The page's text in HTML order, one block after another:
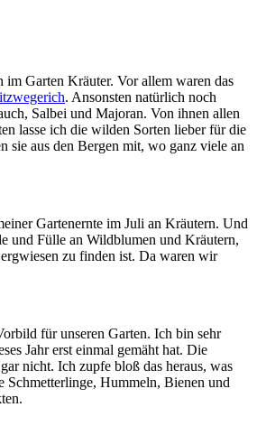
im Garten Kräuter. Vor allem waren das
. Ansonsten natürlich noch
Salbei und Majoran. Von ihnen allen
lasse ich die wilden Sorten lieber für die
sie aus den Bergen mit, wo ganz viele an
Gartenernte im Juli an Kräutern. Und
und Fülle an Wildblumen und Kräutern,
zu finden ist. Da waren wir
für unseren Garten. Ich bin sehr
Jahr erst einmal gemäht hat. Die
nicht. Ich zupfe bloß das heraus, was
Schmetterlinge, Hummeln, Bienen und